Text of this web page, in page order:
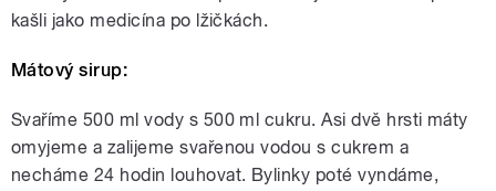
kašli jako medicína po lžičkách.
Mátový sirup:
Svaříme 500 ml vody s 500 ml cukru. Asi dvě hrsti máty
omyjeme a zalijeme svařenou vodou s cukrem a
necháme 24 hodin louhovat. Bylinky poté vyndáme,